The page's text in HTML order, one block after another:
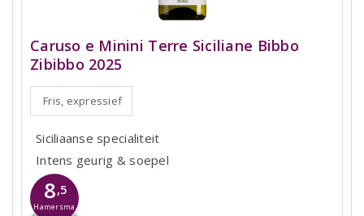
Caruso e Minini Terre Siciliane Bibbo
Zibibbo 2025
Fris, expressief
Siciliaanse specialiteit
Intens geurig & soepel
8,5
Hamersma